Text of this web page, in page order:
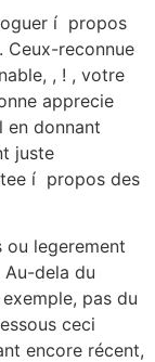
í propos
Ceux-reconnue
, ! , votre
apprecie
en donnant
juste
í propos des
ou legerement
dela du
pas du
ceci
encore récent,